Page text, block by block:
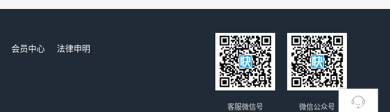
会员中心
法律申明
微信公众号
客服微信号